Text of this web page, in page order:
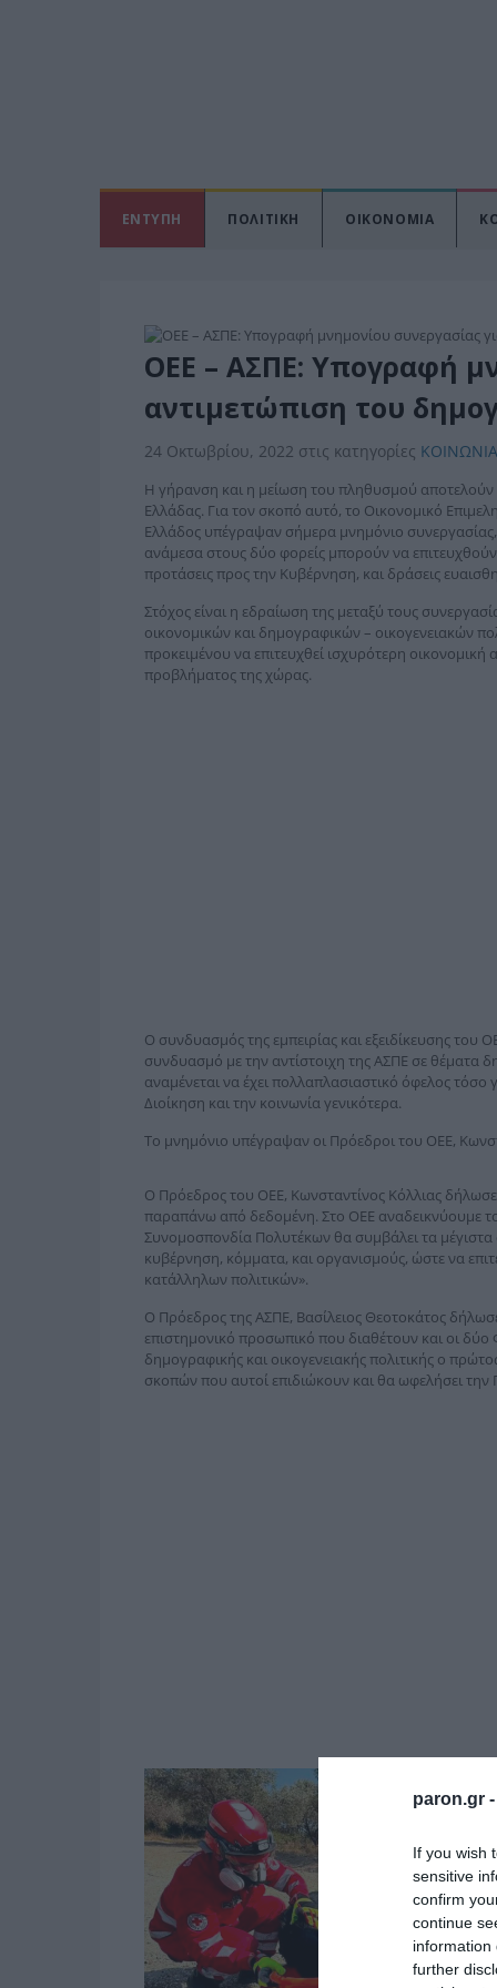
paron.gr -
If you wish
sensitive
confirm
continue
information
further
ΕΝΤΥΠΗ ΠΟΛΙΤΙΚΗ ΟΙΚΟΝΟΜΙΑ
ΟΕΕ – ΑΣΠΕ: Υπογραφή
αντιμετώπιση του
24 Οκτωβρίου, 2022 στις κατηγορίες ΚΟΙΝΩΝΙΑ
Η γήρανση και η μείωση του πληθυσμού αποτελούν
Ελλάδας. Για τον σκοπό αυτό, το Οικονομικό
Ελλάδος υπέγραψαν σήμερα μνημόνιο
ανάμεσα στους δύο φορείς μπορούν να
προτάσεις προς την Κυβέρνηση, και δράσεις
Στόχος είναι η εδραίωση της μεταξύ τους
οικονομικών και δημογραφικών – οικογενειακών
προκειμένου να επιτευχθεί ισχυρότερη
προβλήματος της χώρας.
Ο συνδυασμός της εμπειρίας και εξειδίκευσης του
συνδυασμό με την αντίστοιχη της ΑΣΠΕ σε θέματα
αναμένεται να έχει πολλαπλασιαστικό όφελος
Διοίκηση και την κοινωνία γενικότερα.
Το μνημόνιο υπέγραψαν οι Πρόεδροι του ΟΕΕ,
Ο Πρόεδρος του ΟΕΕ, Κωνσταντίνος Κόλλιας
παραπάνω από δεδομένη. Στο ΟΕΕ αναδεικνύουμε
Συνομοσπονδία Πολυτέκων θα συμβάλει τα
κυβέρνηση, κόμματα, και οργανισμούς, ώστε να
κατάλληλων πολιτικών».
Ο Πρόεδρος της ΑΣΠΕ, Βασίλειος Θεοτοκάτος
επιστημονικό προσωπικό που διαθέτουν και οι δύο
δημογραφικής και οικογενειακής πολιτικής ο
σκοπών που αυτοί επιδιώκουν και θα ωφελήσει την